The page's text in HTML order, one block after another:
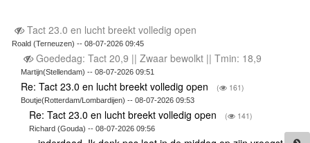
Tact 23.0 en lucht breekt volledig open
Roald (Terneuzen) -- 08-07-2026 09:45
Goededag: Tact 20,9 || Zwaar bewolkt || Tmin: 18,9
Martijn(Stellendam) -- 08-07-2026 09:51
Re: Tact 23.0 en lucht breekt volledig open ( 161)
Boutje(Rotterdam/Lombardijen) -- 08-07-2026 09:53
Re: Tact 23.0 en lucht breekt volledig open ( 141)
Richard (Gouda) -- 08-07-2026 09:56